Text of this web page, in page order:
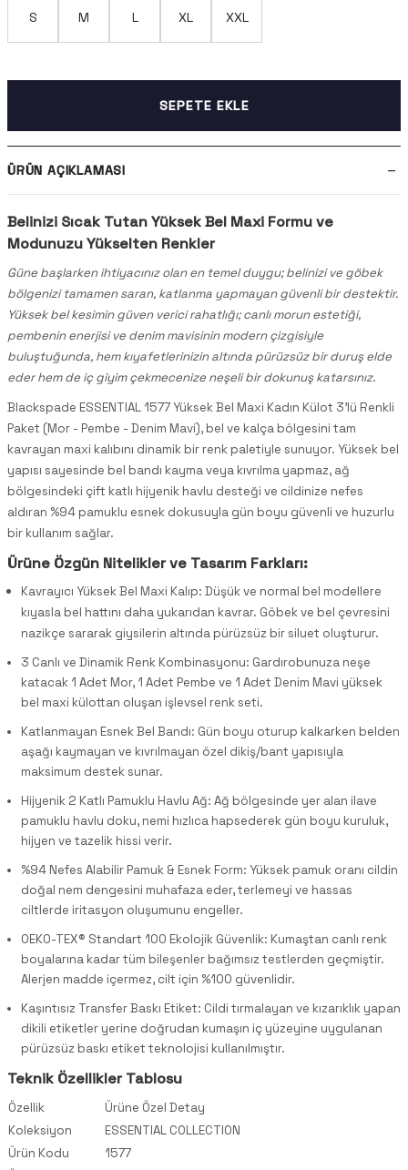
S M L XL XXL
SEPETE EKLE
ÜRÜN AÇIKLAMASI
Belinizi Sıcak Tutan Yüksek Bel Maxi Formu ve
Modunuzu Yükselten Renkler
Güne başlarken ihtiyacınız olan en temel duygu; belinizi ve göbek
bölgenizi tamamen saran, katlanma yapmayan güvenli bir destektir.
Yüksek bel kesimin güven verici rahatlığı; canlı morun estetiği,
pembenin enerjisi ve denim mavisinin modern çizgisiyle
buluştuğunda, hem kıyafetlerinizin altında pürüzsüz bir duruş elde
eder hem de iç giyim çekmecenize neşeli bir dokunuş katarsınız.
Blackspade ESSENTIAL 1577 Yüksek Bel Maxi Kadın Külot 3'lü Renkli
Paket (Mor - Pembe - Denim Mavi), bel ve kalça bölgesini tam
kavrayan maxi kalıbını dinamik bir renk paletiyle sunuyor. Yüksek bel
yapısı sayesinde bel bandı kayma veya kıvrılma yapmaz, ağ
bölgesindeki çift katlı hijyenik havlu desteği ve cildinize nefes
aldıran %94 pamuklu esnek dokusuyla gün boyu güvenli ve huzurlu
bir kullanım sağlar.
Ürüne Özgün Nitelikler ve Tasarım Farkları:
Kavrayıcı Yüksek Bel Maxi Kalıp: Düşük ve normal bel modellere
kıyasla bel hattını daha yukarıdan kavrar. Göbek ve bel çevresini
nazikçe sararak giysilerin altında pürüzsüz bir siluet oluşturur.
3 Canlı ve Dinamik Renk Kombinasyonu: Gardırobunuza neşe
katacak 1 Adet Mor, 1 Adet Pembe ve 1 Adet Denim Mavi yüksek
bel maxi külottan oluşan işlevsel renk seti.
Katlanmayan Esnek Bel Bandı: Gün boyu oturup kalkarken belden
aşağı kaymayan ve kıvrılmayan özel dikiş/bant yapısıyla
maksimum destek sunar.
Hijyenik 2 Katlı Pamuklu Havlu Ağ: Ağ bölgesinde yer alan ilave
pamuklu havlu doku, nemi hızlıca hapsederek gün boyu kuruluk,
hijyen ve tazelik hissi verir.
%94 Nefes Alabilir Pamuk & Esnek Form: Yüksek pamuk oranı cildin
doğal nem dengesini muhafaza eder, terlemeyi ve hassas
ciltlerde iritasyon oluşumunu engeller.
OEKO-TEX® Standart 100 Ekolojik Güvenlik: Kumaştan canlı renk
boyalarına kadar tüm bileşenler bağımsız testlerden geçmiştir.
Alerjen madde içermez, cilt için %100 güvenlidir.
Kaşıntısız Transfer Baskı Etiket: Cildi tırmalayan ve kızarıklık yapan
dikili etiketler yerine doğrudan kumaşın iç yüzeyine uygulanan
pürüzsüz baskı etiket teknolojisi kullanılmıştır.
Teknik Özellikler Tablosu
Özellik
Ürüne Özel Detay
Koleksiyon
ESSENTIAL COLLECTION
Ürün Kodu
1577